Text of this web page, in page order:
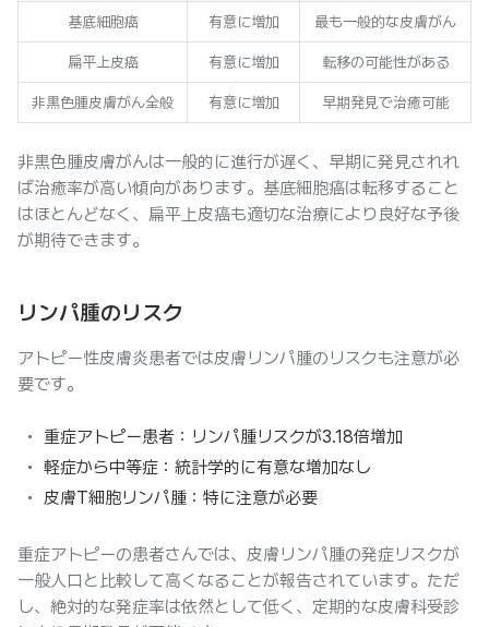
基底細胞癌 有意に増加 最も一般的な皮膚がん
扁平上皮癌 有意に増加 転移の可能性がある
非黒色腫皮膚がん全般 有意に増加 早期発見で治癒可能
非黒色腫皮膚がんは一般的に進行が遅く、早期に発見されれ
ば治癒率が高い傾向があります。基底細胞癌は転移すること
はほとんどなく、扁平上皮癌も適切な治療により良好な予後
が期待できます。
リンパ腫のリスク
アトピー性皮膚炎患者では皮膚リンパ腫のリスクも注意が必
要です。
重症アトピー患者：リンパ腫リスクが3.18倍増加
軽症から中等症：統計学的に有意な増加なし
皮膚T細胞リンパ腫：特に注意が必要
重症アトピーの患者さんでは、皮膚リンパ腫の発症リスクが
一般人口と比較して高くなることが報告されています。ただ
し、絶対的な発症率は依然として低く、定期的な皮膚科受診